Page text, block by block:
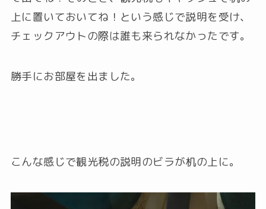
上に置いておいてね！という感じで説明を受け、
チェックアウトの際は誰も来られなかったです。
勝手にお部屋を出ました。
こんな感じで観光税の説明のビラが机の上に。